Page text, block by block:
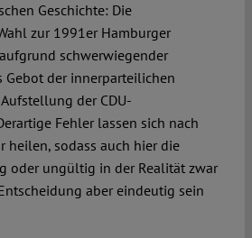
Geschichte: Die
zur 1991er Hamburger
schwerwiegender
Gebot der innerparteilichen
der CDU-
Fehler lassen sich nach
heilen, sodass auch hier die
oder ungültig in der Realität zwar
aber eindeutig sein